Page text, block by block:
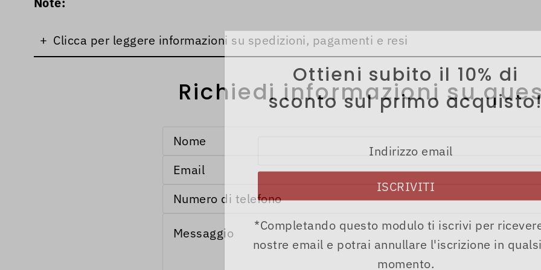
+ Clicca per leggere informazioni su spedizioni, pagamenti e resi
Richiedi informazioni su
Ottieni subito il 10% di
sconto sul primo acquisto!
*Completando questo modulo ti iscrivi per
nostre email e potrai annullare l'iscrizione in
momento.